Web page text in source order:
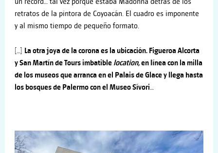
un récord… tal vez porque estaba Madonna detrás de los
retratos de la pintora de Coyoacán. El cuadro es imponente
y al mismo tiempo de pequeño formato.
[…]
La otra joya de la corona es la ubicación. Figueroa Alcorta
y San Martín de Tours imbatible location,en línea con la milla
de los museos que arranca en el Palais de Glace y llega hasta
los bosques de Palermo con el Museo Sívori…